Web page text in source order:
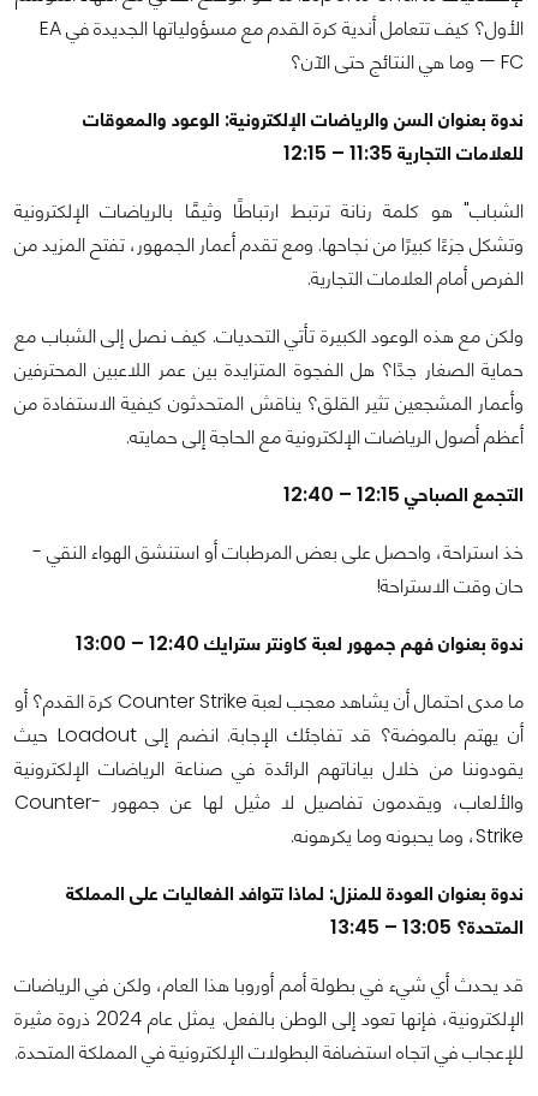
الأول؟ كيف تتعامل أندية كرة القدم مع مسؤولياتها الجديدة في EA
FC — وما هي النتائج حتى الآن؟
ندوة بعنوان السن والرياضات الإلكترونية: الوعود والمعوقات
للعلامات التجارية 11:35 – 12:15
الشباب" هو كلمة رنانة ترتبط ارتباطًا وثيقًا بالرياضات الإلكترونية
وتشكل جزءًا كبيرًا من نجاحها. ومع تقدم أعمار الجمهور، تفتح المزيد من
الفرص أمام العلامات التجارية.
ولكن مع هذه الوعود الكبيرة تأتي التحديات. كيف نصل إلى الشباب مع
حماية الصغار جدًا؟ هل الفجوة المتزايدة بين عمر اللاعبين المحترفين
وأعمار المشجعين تثير القلق؟ يناقش المتحدثون كيفية الاستفادة من
أعظم أصول الرياضات الإلكترونية مع الحاجة إلى حمايته.
التجمع الصباحي 12:15 – 12:40
خذ استراحة، واحصل على بعض المرطبات أو استنشق الهواء النقي -
حان وقت الاستراحة!
ندوة بعنوان فهم جمهور لعبة كاونتر سترايك 12:40 – 13:00
ما مدى احتمال أن يشاهد معجب لعبة Counter Strike كرة القدم؟ أو
أن يهتم بالموضة؟ قد تفاجئك الإجابة. انضم إلى Loadout حيث
يقودوننا من خلال بياناتهم الرائدة في صناعة الرياضات الإلكترونية
والألعاب، ويقدمون تفاصيل لا مثيل لها عن جمهور Counter-
Strike، وما يحبونه وما يكرهونه.
ندوة بعنوان العودة للمنزل: لماذا تتوافد الفعاليات على المملكة
المتحدة؟ 13:05 – 13:45
قد يحدث أي شيء في بطولة أمم أوروبا هذا العام، ولكن في الرياضات
الإلكترونية، فإنها تعود إلى الوطن بالفعل. يمثل عام 2024 ذروة مثيرة
للإعجاب في اتجاه استضافة البطولات الإلكترونية في المملكة المتحدة.